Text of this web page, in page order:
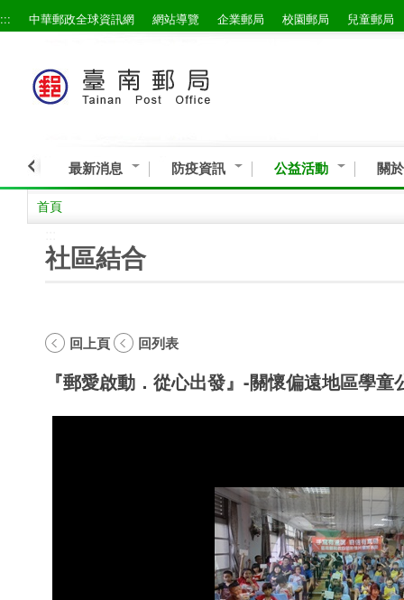
跳到主要內容區塊
::: 中華郵政全球資訊網 網站導覽 企業郵局 校園郵局 兒童郵局
最新消息 防疫資訊 公益活動 關
首頁
社區結合
回上頁 回列表
『郵愛啟動．從心出發』-關懷偏遠地區學童